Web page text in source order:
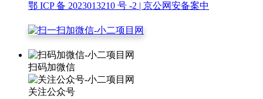
鄂 ICP 备 2023013210 号 -2 | 京公网安备案中
扫码加微信
关注公众号